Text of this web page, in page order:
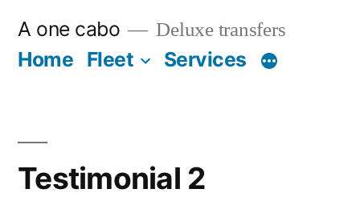
A one cabo Deluxe transfers
Home Fleet Services
Testimonial 2